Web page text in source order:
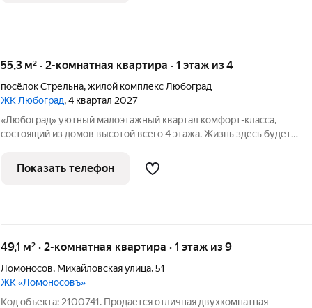
55,3 м² · 2-комнатная квартира · 1 этаж из 4
посёлок Стрельна,жилой комплекс Любоград
ЖК Любоград, 4 квартал 2027
«Любоград» уютный малоэтажный квартал комфорт-класса,
состоящий из домов высотой всего 4 этажа. Жизнь здесь будет
ЖК «Любоград» предусмотрена вся инфраструктура для
полноценной и
Показать телефон
49,1 м² · 2-комнатная квартира · 1 этаж из 9
Ломоносов, Михайловская улица,51
ЖК «Ломоносовъ»
Код объекта: 2100741. Продается отличная двухкомнатная